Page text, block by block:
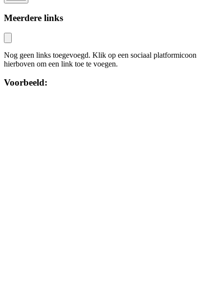
Meerdere links
Nog geen links toegevoegd. Klik op een sociaal platformicoon
hierboven om een link toe te voegen.
Voorbeeld: